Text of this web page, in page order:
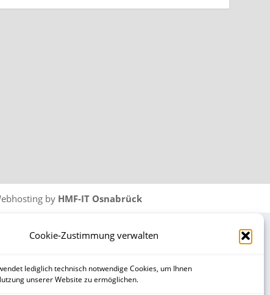
Cookie-Zustimmung verwalten
lediglich technisch notwendige Cookies, um Ihnen
unserer Website zu ermöglichen.
by HMF-IT Osnabrück